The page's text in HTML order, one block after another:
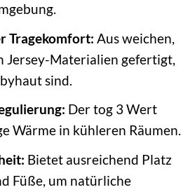
Tragekomfort: Aus weichen,
Jersey-Materialien gefertigt,
sind.
Der tog 3 Wert
Wärme in kühleren Räumen.
Bietet ausreichend Platz
Füße, um natürliche